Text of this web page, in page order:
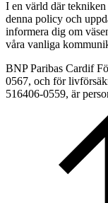
I en värld där
denna policy och
informera dig om
våra vanliga
BNP Paribas Cardif
0567, och för
516406-0559, är